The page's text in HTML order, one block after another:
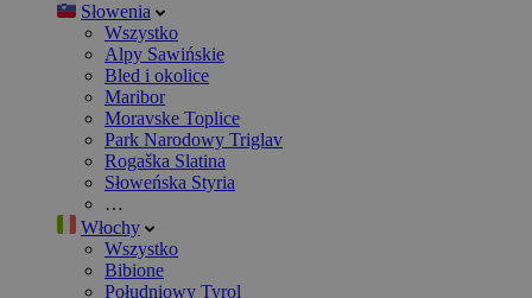
Słowenia
Wszystko
Alpy Sawińskie
Bled i okolice
Maribor
Moravske Toplice
Park Narodowy Triglav
Rogaška Slatina
Słoweńska Styria
…
Włochy
Wszystko
Bibione
Południowy Tyrol